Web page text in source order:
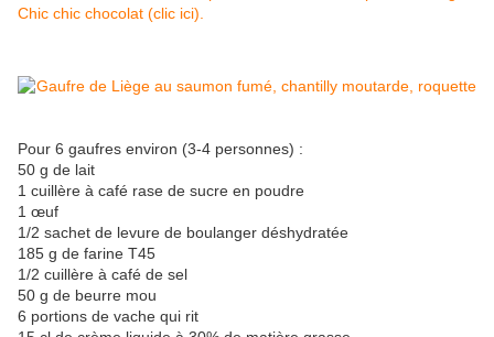
Chic chic chocolat (clic ici).
Pour 6 gaufres environ (3-4 personnes) :
50 g de lait
1 cuillère à café rase de sucre en poudre
1 œuf
1/2 sachet de levure de boulanger déshydratée
185 g de farine T45
1/2 cuillère à café de sel
50 g de beurre mou
6 portions de vache qui rit